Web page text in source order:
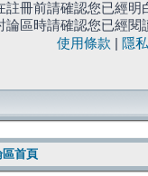
註冊前請確認您已經
論區時請確認您已經閱
使用條款
隱
區首頁